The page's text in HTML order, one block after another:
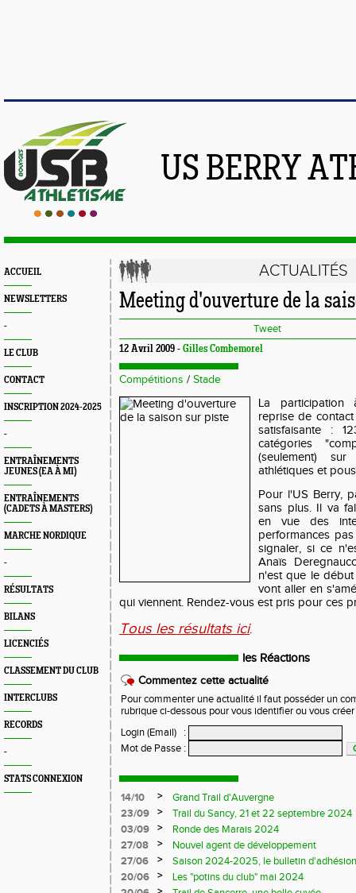
US BERRY
ACCUEIL
NEWSLETTERS
-
LE CLUB
CONTACT
INSCRIPTION 2024-2025
-
ENTRAÎNEMENTS
JEUNES (EA À MI)
ENTRAÎNEMENTS
(CADETS À MASTERS)
MARCHE NORDIQUE
-
RÉSULTATS
BILANS
LICENCIÉS
CLASSEMENT DU CLUB
INTERCLUBS
RECORDS
-
STATS CONNEXION
ACTUALITÉS
Meeting d'ouverture de la
Tweet
12 Avril 2009 - Gilles Combemorel
Compétitions / Stade
La participation
reprise de
satisfaisante :
catégories
(seulement)
athlétiques et
Pour l'US Berry,
sans plus. Il va
en vue des
performances
signaler, si ce
Anaïs
n'est que le
vont aller en
qui viennent. Rendez-vous est pris pour ces
Tous les résultats ici.
les Réactions
Commentez cette actualité
Pour commenter une actualité il faut posséder un
rubrique ci-dessous pour vous identifier ou vous
Login (Email)
:
Mot de Passe :
14/10 >
Grand Trail d'Auvergne
23/09
>
Trail du Sancy, 21 et 22 septembre 2024
03/09
>
Ronde des Marais 2024
27/08
>
Nouvel agent de développement
27/06
>
Saison 2024-2025, le bulletin
20/06
>
Les "potins du club" mai 2024